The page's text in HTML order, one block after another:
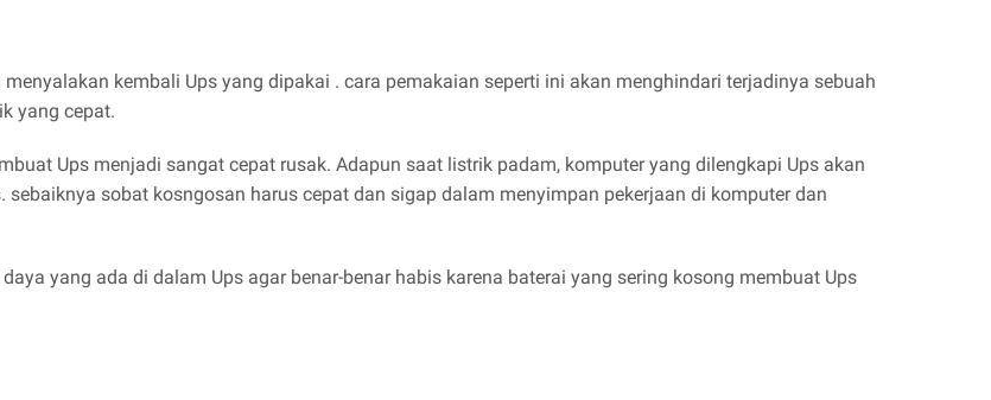
kembali Ups yang dipakai . cara pemakaian seperti ini akan menghindari terjadinya sebuah
yang cepat.
Ups menjadi sangat cepat rusak. Adapun saat listrik padam, komputer yang dilengkapi Ups akan
sobat kosngosan harus cepat dan sigap dalam menyimpan pekerjaan di komputer dan
yang ada di dalam Ups agar benar-benar habis karena baterai yang sering kosong membuat Ups